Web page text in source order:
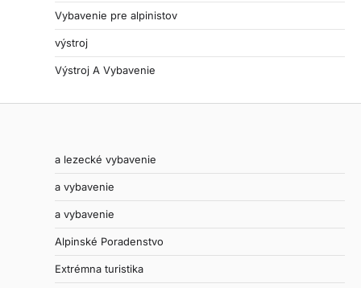
Vybavenie pre alpinistov
výstroj
Výstroj A Vybavenie
a lezecké vybavenie
a vybavenie
a vybavenie
Alpinské Poradenstvo
Extrémna turistika